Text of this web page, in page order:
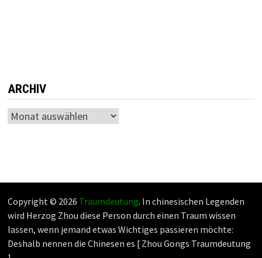
ARCHIV
Archiv
Copyright © 2026 Traumdeutung. In chinesischen Legenden
wird Herzog Zhou diese Person durch einen Traum wissen
lassen, wenn jemand etwas Wichtiges passieren möchte:
Deshalb nennen die Chinesen es [ Zhou Gongs Traumdeutung